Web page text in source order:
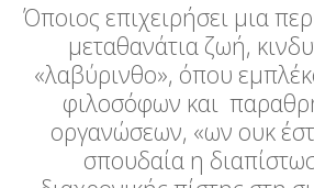
Όποιος επιχειρήσει μια
μεταθανάτια ζωή,
«λαβύρινθο», όπου
φιλοσόφων και
οργανώσεων, «ων ουκ
σπουδαία η